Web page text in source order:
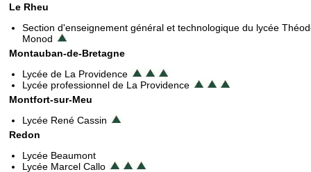
Le Rheu
Section d'enseignement général et technologique du lycée
Monod
Montauban-de-Bretagne
Lycée de La Providence
Lycée professionnel de La Providence
Montfort-sur-Meu
Lycée René Cassin
Redon
Lycée Beaumont
Lycée Marcel Callo